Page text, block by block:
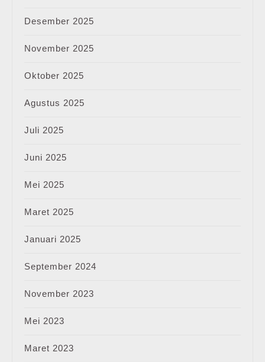
Desember 2025
November 2025
Oktober 2025
Agustus 2025
Juli 2025
Juni 2025
Mei 2025
Maret 2025
Januari 2025
September 2024
November 2023
Mei 2023
Maret 2023